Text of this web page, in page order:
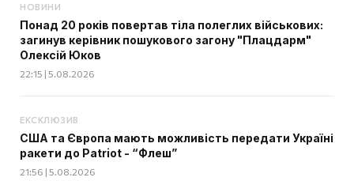
НОВИНИ
Понад 20 років повертав тіла полеглих військових:
загинув керівник пошукового загону "Плацдарм"
Олексій Юков
22:15 | 5.08.2026
ЕКСКЛЮЗИВ
США та Європа мають можливість передати Україні
ракети до Patriot - “Флеш”
21:56 | 5.08.2026